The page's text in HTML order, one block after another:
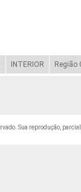
INTERIOR Região
Sua reprodução,